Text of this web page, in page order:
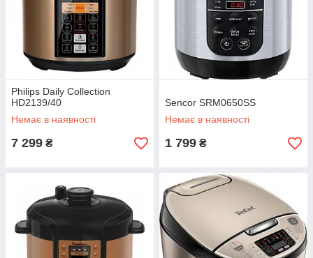
Philips Daily Collection
HD2139/40
Немає в наявності
7 299 ₴
Sencor SRM0650SS
Немає в наявності
1 799 ₴